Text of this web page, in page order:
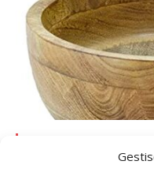
24,5cm Ø x 9,5 cm di